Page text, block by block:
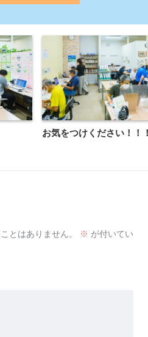
お気をつけください！！
とはありません。 ※ が付いてい